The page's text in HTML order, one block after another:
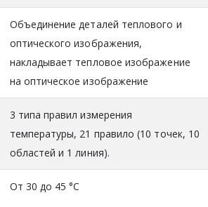
Объединение деталей теплового и
оптического изображения,
накладывает тепловое изображение
на оптическое изображение
3 типа правил измерения
температуры, 21 правило (10 точек, 10
областей и 1 линия).
От 30 до 45 °C